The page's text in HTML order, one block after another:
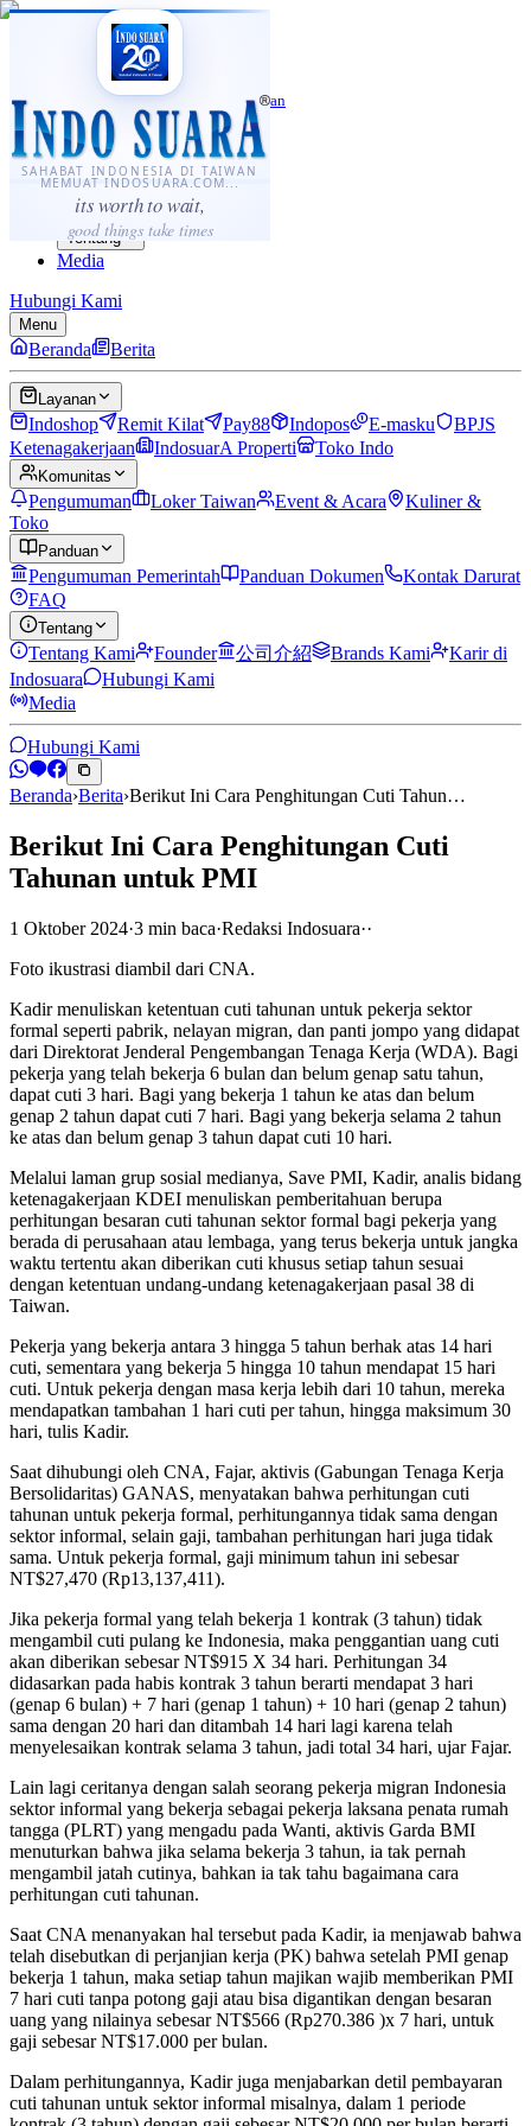
SAHABAT INDONESIA DI TAIWAN
MEMUAT INDOSUARA.COM...
its worth to wait,
good things take times
·...
⌘K
Sahabat Indonesia di Taiwan
Berita
Layanan
Komunitas
Panduan
Tentang
Media
Hubungi Kami
Menu
Beranda Berita
Layanan
Indoshop Remit Kilat Pay88 Indopos E-masku
BPJS
Ketenagakerjaan
IndosuarA Properti Toko Indo
Komunitas
Pengumuman Loker Taiwan Event & Acara
Kuliner &
Toko
Panduan
Pengumuman Pemerintah Panduan Dokumen
Kontak Darurat
FAQ
Tentang
Tentang Kami Founder 公司介紹 Brands Kami
Karir di
Indosuara
Hubungi Kami
Media
Hubungi Kami
Beranda›Berita›Berikut Ini Cara Penghitungan Cuti Tahun…
Berikut Ini Cara Penghitungan Cuti
Tahunan untuk PMI
1 Oktober 2024·3 min baca·Redaksi Indosuara··
Foto ikustrasi diambil dari CNA.
Kadir menuliskan ketentuan cuti tahunan untuk pekerja sektor
formal seperti pabrik, nelayan migran, dan panti jompo yang didapat
dari Direktorat Jenderal Pengembangan Tenaga Kerja (WDA). Bagi
pekerja yang telah bekerja 6 bulan dan belum genap satu tahun,
dapat cuti 3 hari. Bagi yang bekerja 1 tahun ke atas dan belum
genap 2 tahun dapat cuti 7 hari. Bagi yang bekerja selama 2 tahun
ke atas dan belum genap 3 tahun dapat cuti 10 hari.
Melalui laman grup sosial medianya, Save PMI, Kadir, analis bidang
ketenagakerjaan KDEI menuliskan pemberitahuan berupa
perhitungan besaran cuti tahunan sektor formal bagi pekerja yang
berada di perusahaan atau lembaga, yang terus bekerja untuk jangka
waktu tertentu akan diberikan cuti khusus setiap tahun sesuai
dengan ketentuan undang-undang ketenagakerjaan pasal 38 di
Taiwan.
Pekerja yang bekerja antara 3 hingga 5 tahun berhak atas 14 hari
cuti, sementara yang bekerja 5 hingga 10 tahun mendapat 15 hari
cuti. Untuk pekerja dengan masa kerja lebih dari 10 tahun, mereka
mendapatkan tambahan 1 hari cuti per tahun, hingga maksimum 30
hari, tulis Kadir.
Saat dihubungi oleh CNA, Fajar, aktivis (Gabungan Tenaga Kerja
Bersolidaritas) GANAS, menyatakan bahwa perhitungan cuti
tahunan untuk pekerja formal, perhitungannya tidak sama dengan
sektor informal, selain gaji, tambahan perhitungan hari juga tidak
sama. Untuk pekerja formal, gaji minimum tahun ini sebesar
NT$27,470 (Rp13,137,411).
Jika pekerja formal yang telah bekerja 1 kontrak (3 tahun) tidak
mengambil cuti pulang ke Indonesia, maka penggantian uang cuti
akan diberikan sebesar NT$915 X 34 hari. Perhitungan 34
didasarkan pada habis kontrak 3 tahun berarti mendapat 3 hari
(genap 6 bulan) + 7 hari (genap 1 tahun) + 10 hari (genap 2 tahun)
sama dengan 20 hari dan ditambah 14 hari lagi karena telah
menyelesaikan kontrak selama 3 tahun, jadi total 34 hari, ujar Fajar.
Lain lagi ceritanya dengan salah seorang pekerja migran Indonesia
sektor informal yang bekerja sebagai pekerja laksana penata rumah
tangga (PLRT) yang mengadu pada Wanti, aktivis Garda BMI
menuturkan bahwa jika selama bekerja 3 tahun, ia tak pernah
mengambil jatah cutinya, bahkan ia tak tahu bagaimana cara
perhitungan cuti tahunan.
Saat CNA menanyakan hal tersebut pada Kadir, ia menjawab bahwa
telah disebutkan di perjanjian kerja (PK) bahwa setelah PMI genap
bekerja 1 tahun, maka setiap tahun majikan wajib memberikan PMI
7 hari cuti tanpa potong gaji atau bisa digantikan dengan besaran
uang yang nilainya sebesar NT$566 (Rp270.386 )x 7 hari, untuk
gaji sebesar NT$17.000 per bulan.
Dalam perhitungannya, Kadir juga menjabarkan detil pembayaran
cuti tahunan untuk sektor informal misalnya, dalam 1 periode